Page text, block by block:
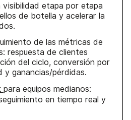
visibilidad etapa por etapa
de botella y acelerar la
de las métricas de
respuesta de clientes
del ciclo, conversión por
y ganancias/pérdidas.
para equipos medianos:
en tiempo real y